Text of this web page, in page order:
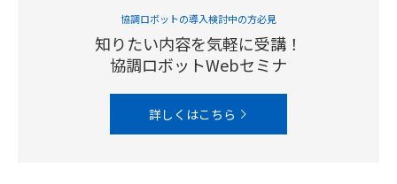
協調ロボットの導入検討中の方必見
知りたい内容を気軽に受講！
協調ロボットWebセミナ
詳しくはこちら